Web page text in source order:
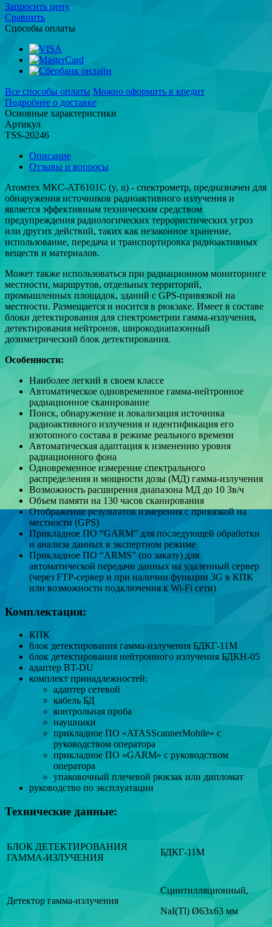
Запросить цену
Сравнить
Способы оплаты
Все способы оплаты Можно оформить в кредит
Подробнее о доставке
Основные характеристики
Артикул
TSS-20246
Описание
Отзывы и вопросы
Атомтех МКС-АТ6101С (y, n) - cпектрометр, предназначен для
обнаружения источников радиоактивного излучения и
является эффективным техническим средством
предупреждения радиологических террористических угроз
или других действий, таких как незаконное хранение,
использование, передача и транспортировка радиоактивных
веществ и материалов.
Может также использоваться при радиационном мониторинге
местности, маршрутов, отдельных территорий,
промышленных площадок, зданий с GPS-привязкой на
местности. Размещается и носится в рюкзаке. Имеет в составе
блоки детектирования для спектрометрии гамма-излучения,
детектирования нейтронов, широкодиапазонный
дозиметрический блок детектирования.
Особенности:
Наиболее легкий в своем классе
Автоматическое одновременное гамма-нейтронное
радиационное сканирование
Поиск, обнаружение и локализация источника
радиоактивного излучения и идентификация его
изотопного состава в режиме реального времени
Автоматическая адаптация к изменению уровня
радиационного фона
Одновременное измерение спектрального
распределения и мощности дозы (МД) гамма-излучения
Возможность расширения диапазона МД до 10 Зв/ч
Объем памяти на 130 часов сканирования
Отображение результатов измерения с привязкой на
местности (GPS)
Прикладное ПО “GARM” для последующей обработки
и анализа данных в экспертном режиме
Прикладное ПО “ARMS” (по заказу) для
автоматической передачи данных на удаленный сервер
(через FTP-сервер и при наличии функции 3G в КПК
или возможности подключения к Wi-Fi сети)
Комплектация:
КПК
блок детектирования гамма-излучения БДКГ-11М
блок детектирования нейтронного излучения БДКН-05
адаптер BT-DU
комплект принадлежностей:
адаптер сетевой
кабель БД
контрольная проба
наушники
прикладное ПО «ATASScannerMobile» с
руководством оператора
прикладное ПО «GARM» с руководством
оператора
упаковочный плечевой рюкзак или дипломат
руководство по эксплуатации
Технические данные:
БЛОК ДЕТЕКТИРОВАНИЯ
ГАММА-ИЗЛУЧЕНИЯ
БДКГ-11М
Детектор гамма-излучения
Сцинтилляционный,
NaI(Tl) Ø63x63 мм